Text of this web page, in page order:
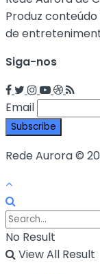
Produz
de
Siga-nos
Email
Rede Aurora ©
No Result
View All Result